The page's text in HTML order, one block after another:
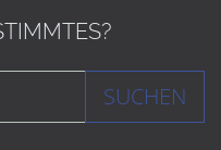
SUCHEN